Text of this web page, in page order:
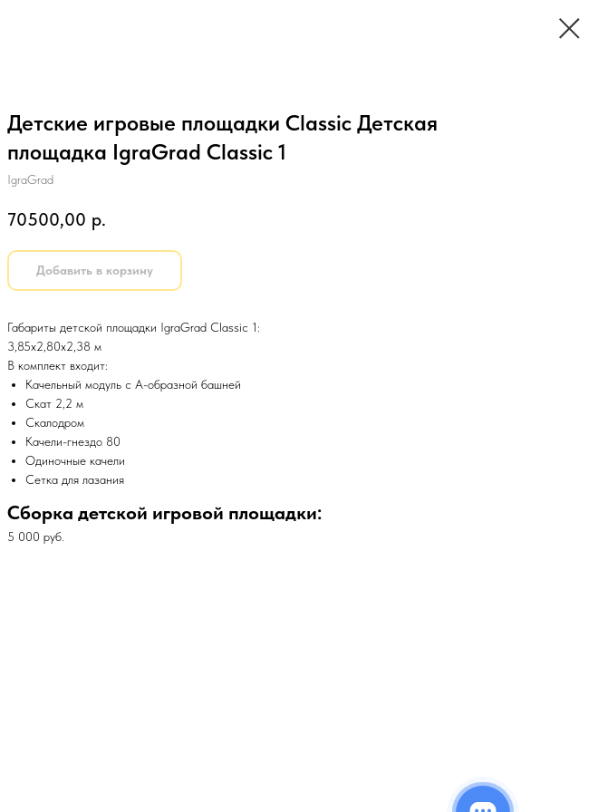
Детские игровые площадки Classic Детская
площадка IgraGrad Classic 1
IgraGrad
70500,00 р.
Добавить в корзину
Габариты детской площадки IgraGrad Classic 1:
3,85х2,80х2,38 м
В комплект входит:
Качельный модуль с А-образной башней
Скат 2,2 м
Скалодром
Качели-гнездо 80
Одиночные качели
Сетка для лазания
Сборка детской игровой площадки:
5 000 руб.